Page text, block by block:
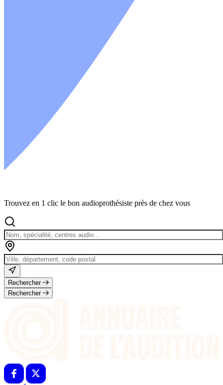
Trouvez en 1 clic le bon audioprothésiste près de chez vous
Rechercher
Rechercher